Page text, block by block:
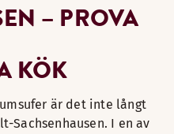
– PROVA
KÖK
är det inte långt
I en av